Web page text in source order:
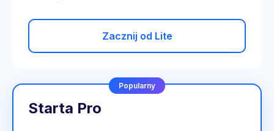
Zacznij od Lite
Popularny
Starta Pro